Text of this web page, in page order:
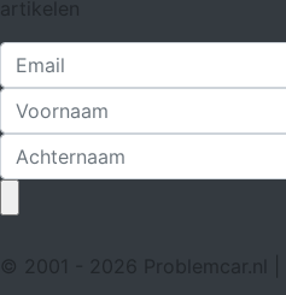
artikelen
© 2001 - 2026 Problemcar.nl |